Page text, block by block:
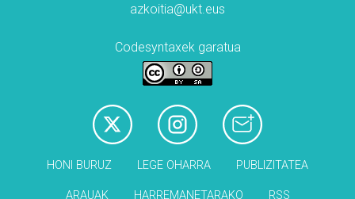
azkoitia@ukt.eus
Codesyntaxek garatua
HONI BURUZ LEGE OHARRA PUBLIZITATEA
ARAUAK HARREMANETARAKO RSS